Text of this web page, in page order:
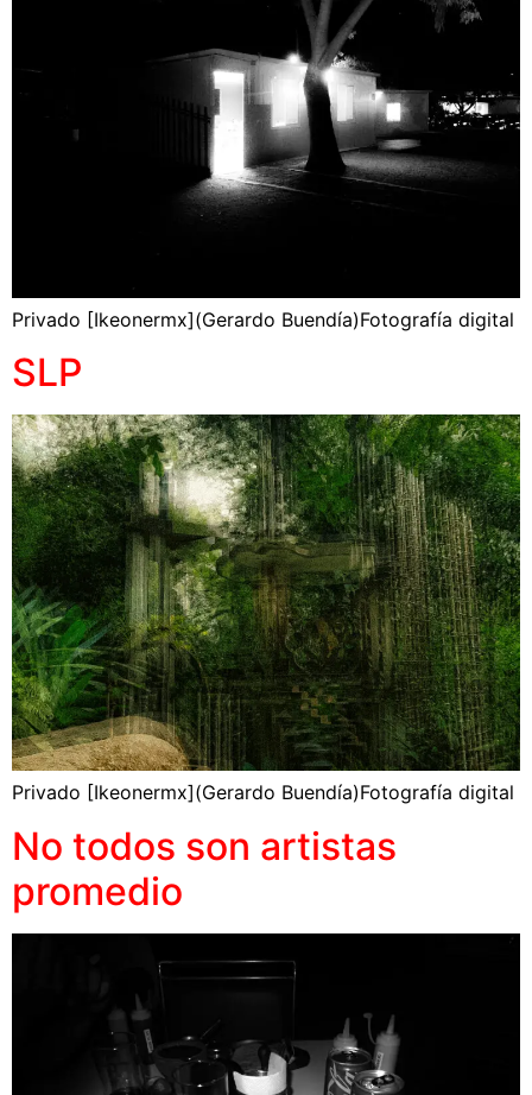
Privado [Ikeonermx](Gerardo Buendía)Fotografía digital
SLP
Privado [Ikeonermx](Gerardo Buendía)Fotografía digital
No todos son artistas
promedio